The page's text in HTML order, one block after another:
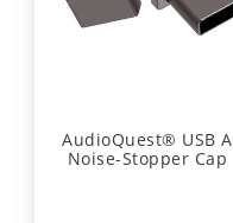
AudioQuest® USB A
Noise-Stopper Cap